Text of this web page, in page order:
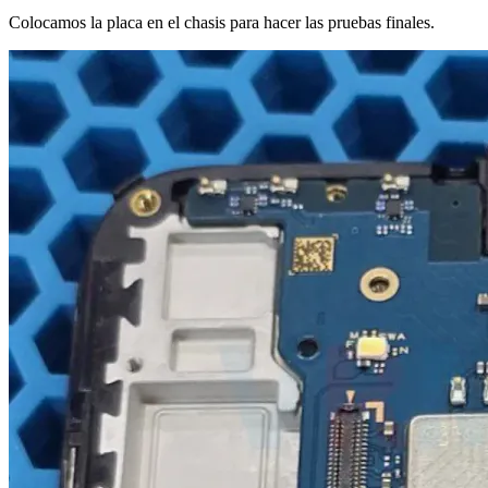
Colocamos la placa en el chasis para hacer las pruebas finales.